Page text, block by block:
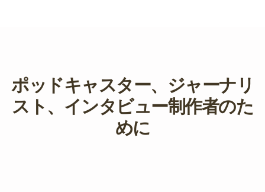
ポッドキャスター、ジャーナリ
スト、インタビュー制作者のた
めに